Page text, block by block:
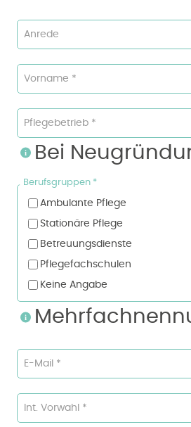
Anrede
Vorname *
Pflegebetrieb *
Bei
Berufsgruppen *
Ambulante Pflege
Stationäre Pflege
Betreuungsdienste
Pflegefachschulen
Keine Angabe
E-Mail *
Int. Vorwahl *